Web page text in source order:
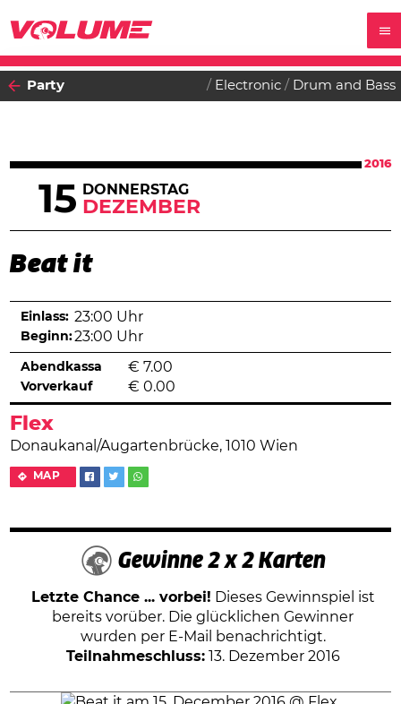
Party Electronic Drum and Bass
2016
15 DONNERSTAG
DEZEMBER
Beat it
Flex
Donaukanal/Augartenbrücke, 1010 Wien
MAP
Einlass: 23:00 Uhr
Beginn:23:00 Uhr
Abendkassa € 7.00
Vorverkauf € 0.00
Gewinne 2 x 2 Karten
Letzte Chance ... vorbei! Dieses Gewinnspiel ist
bereits vorüber. Die glücklichen Gewinner
wurden per E-Mail benachrichtigt.
Teilnahmeschluss:13. Dezember 2016